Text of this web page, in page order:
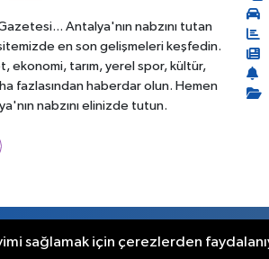
Antalya'nın nabzını tutan
en son gelişmeleri keşfedin.
ekonomi, tarım, yerel spor, kültür,
fazlasından haberdar olun. Hemen
nabzını elinizde tutun.
© 2012. Her hakkı saklıdır.
sağlamak için çerezlerden